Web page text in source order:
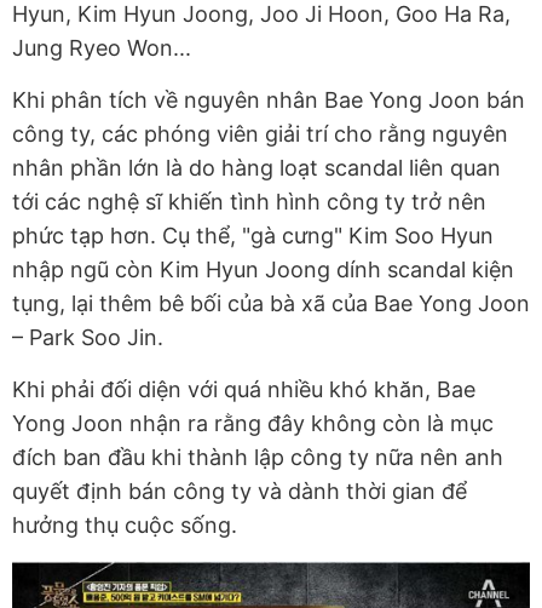
Hyun, Kim Hyun Joong, Joo Ji Hoon, Goo Ha Ra,
Jung Ryeo Won...
Khi phân tích về nguyên nhân Bae Yong Joon bán
công ty, các phóng viên giải trí cho rằng nguyên
nhân phần lớn là do hàng loạt scandal liên quan
tới các nghệ sĩ khiến tình hình công ty trở nên
phức tạp hơn. Cụ thể, "gà cưng" Kim Soo Hyun
nhập ngũ còn Kim Hyun Joong dính scandal kiện
tụng, lại thêm bê bối của bà xã của Bae Yong Joon
– Park Soo Jin.
Khi phải đối diện với quá nhiều khó khăn, Bae
Yong Joon nhận ra rằng đây không còn là mục
đích ban đầu khi thành lập công ty nữa nên anh
quyết định bán công ty và dành thời gian để
hưởng thụ cuộc sống.